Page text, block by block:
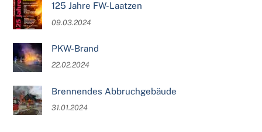
125 Jahre FW-Laatzen
09.03.2024
PKW-Brand
22.02.2024
Brennendes Abbruchgebäude
31.01.2024